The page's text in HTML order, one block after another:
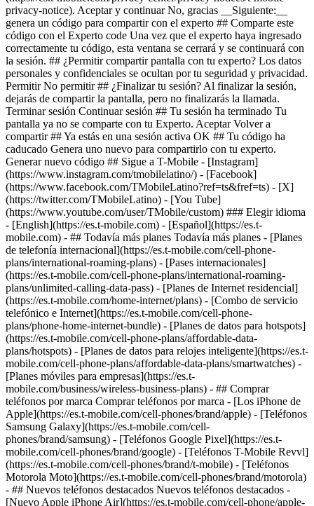
privacy-notice). Aceptar y continuar No, gracias __Siguiente:__
genera un código para compartir con el experto ## Comparte este
código con el Experto code Una vez que el experto haya ingresado
correctamente tu código, esta ventana se cerrará y se continuará con
la sesión. ## ¿Permitir compartir pantalla con tu experto? Los datos
personales y confidenciales se ocultan por tu seguridad y privacidad.
Permitir No permitir ## ¿Finalizar tu sesión? Al finalizar la sesión,
dejarás de compartir la pantalla, pero no finalizarás la llamada.
Terminar sesión Continuar sesión ## Tu sesión ha terminado Tu
pantalla ya no se comparte con tu Experto. Aceptar Volver a
compartir ## Ya estás en una sesión activa OK ## Tu código ha
caducado Genera uno nuevo para compartirlo con tu experto.
Generar nuevo código ## Sigue a T-Mobile - [Instagram]
(https://www.instagram.com/tmobilelatino/) - [Facebook]
(https://www.facebook.com/TMobileLatino?ref=ts&fref=ts) - [X]
(https://twitter.com/TMobileLatino) - [You Tube]
(https://www.youtube.com/user/TMobile/custom) ### Elegir idioma
- [English](https://es.t-mobile.com) - [Español](https://es.t-
mobile.com) - ## Todavía más planes Todavía más planes - [Planes
de telefonía internacional](https://es.t-mobile.com/cell-phone-
plans/international-roaming-plans) - [Pases internacionales]
(https://es.t-mobile.com/cell-phone-plans/international-roaming-
plans/unlimited-calling-data-pass) - [Planes de Internet residencial]
(https://es.t-mobile.com/home-internet/plans) - [Combo de servicio
telefónico e Internet](https://es.t-mobile.com/cell-phone-
plans/phone-home-internet-bundle) - [Planes de datos para hotspots]
(https://es.t-mobile.com/cell-phone-plans/affordable-data-
plans/hotspots) - [Planes de datos para relojes inteligente](https://es.t-
mobile.com/cell-phone-plans/affordable-data-plans/smartwatches) -
[Planes móviles para empresas](https://es.t-
mobile.com/business/wireless-business-plans) - ## Comprar
teléfonos por marca Comprar teléfonos por marca - [Los iPhone de
Apple](https://es.t-mobile.com/cell-phones/brand/apple) - [Teléfonos
Samsung Galaxy](https://es.t-mobile.com/cell-
phones/brand/samsung) - [Teléfonos Google Pixel](https://es.t-
mobile.com/cell-phones/brand/google) - [Teléfonos T-Mobile Revvl]
(https://es.t-mobile.com/cell-phones/brand/t-mobile) - [Teléfonos
Motorola Moto](https://es.t-mobile.com/cell-phones/brand/motorola)
- ## Nuevos teléfonos destacados Nuevos teléfonos destacados -
[Nuevo Apple iPhone Air](https://es.t-mobile.com/cell-phone/apple-